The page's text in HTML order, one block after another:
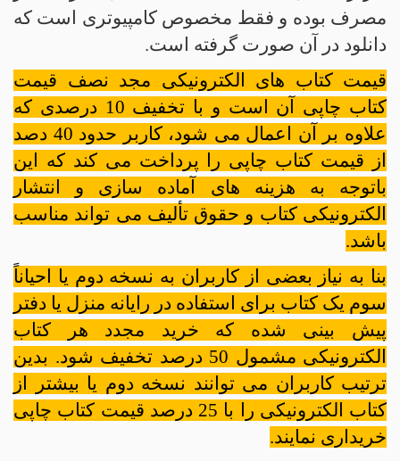
مصرف بوده و فقط مخصوص کامپیوتری است که
دانلود در آن صورت گرفته است.
قیمت کتاب های الکترونیکی مجد نصف قیمت
کتاب چاپی آن است و با تخفیف 10 درصدی که
علاوه بر آن اعمال می شود، کاربر حدود 40 دصد
از قیمت کتاب چاپی را پرداخت می کند که این
باتوجه به هزینه های آماده سازی و انتشار
الکترونیکی کتاب و حقوق تألیف می تواند مناسب
باشد.
بنا به نیاز بعضی از کاربران به نسخه دوم یا احیاناً
سوم یک کتاب برای استفاده در رایانه منزل یا دفتر
پیش بینی شده که خرید مجدد هر کتاب
الکترونیکی مشمول 50 درصد تخفیف شود. بدین
ترتیب کاربران می توانند نسخه دوم یا بیشتر از
کتاب الکترونیکی را با 25 درصد قیمت کتاب چاپی
خریداری نمایند.